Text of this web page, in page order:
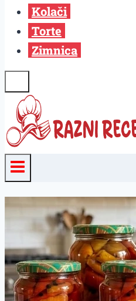
Kolači
Torte
Zimnica